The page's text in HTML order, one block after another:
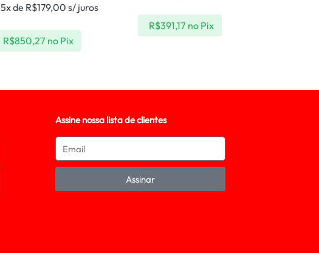
5x de R$179,00 s/ juros
R$850,27 no Pix
R$391,17 no Pix
Assine nossa lista de clientes
Assinar